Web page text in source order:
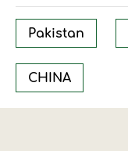
Pakistan
CHINA